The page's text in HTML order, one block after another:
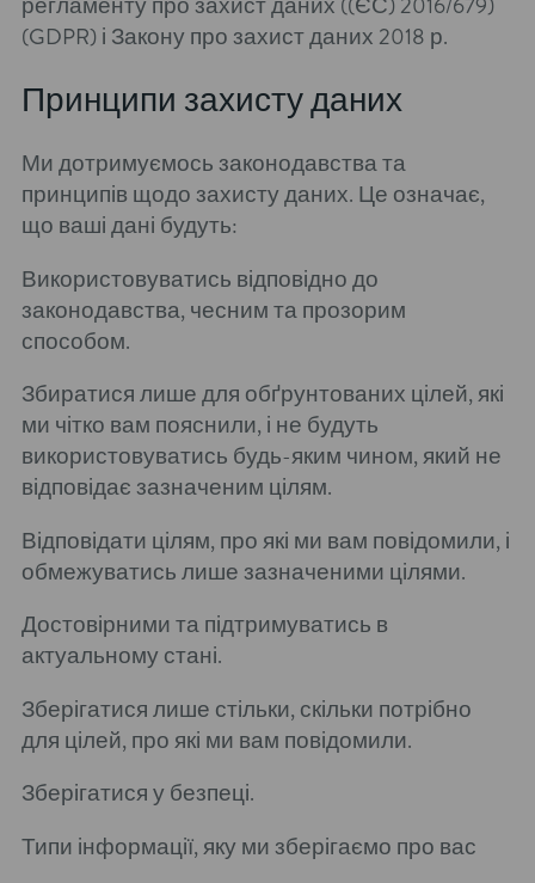
(GDPR) і Закону про захист даних 2018 р.
Принципи захисту даних
Ми дотримуємось законодавства та
принципів щодо захисту даних. Це означає,
що ваші дані будуть:
Використовуватись відповідно до
законодавства, чесним та прозорим
способом.
Збиратися лише для обґрунтованих цілей, які
ми чітко вам пояснили, і не будуть
використовуватись будь-яким чином, який не
відповідає зазначеним цілям.
Відповідати цілям, про які ми вам повідомили, і
обмежуватись лише зазначеними цілями.
Достовірними та підтримуватись в
актуальному стані.
Зберігатися лише стільки, скільки потрібно
для цілей, про які ми вам повідомили.
Зберігатися у безпеці.
Типи інформації, яку ми зберігаємо про вас